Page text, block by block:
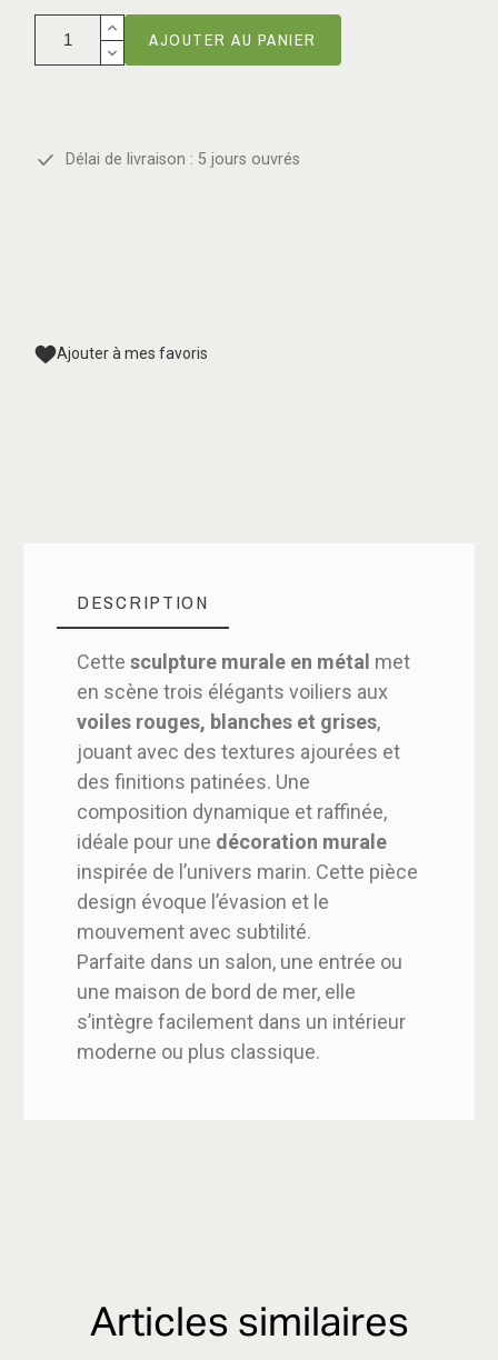
AJOUTER AU PANIER
Délai de livraison : 5 jours ouvrés
Ajouter à mes favoris
DESCRIPTION
Cette sculpture murale en métal met
en scène trois élégants voiliers aux
voiles rouges, blanches et grises,
jouant avec des textures ajourées et
des finitions patinées. Une
composition dynamique et raffinée,
idéale pour une décoration murale
inspirée de l’univers marin. Cette pièce
design évoque l’évasion et le
mouvement avec subtilité.
Parfaite dans un salon, une entrée ou
une maison de bord de mer, elle
s’intègre facilement dans un intérieur
moderne ou plus classique.
Articles similaires